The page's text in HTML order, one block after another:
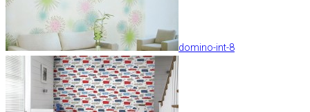
domino-int-8